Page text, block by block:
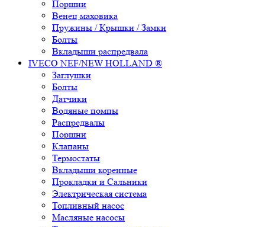
Поршни
Венец маховика
Пружины / Крышки / Замки
Болты
Вкладыши распредвала
IVECO NEF/NEW HOLLAND ®
Заглушки
Болты
Датчики
Водяные помпы
Распредвалы
Поршни
Клапаны
Термостаты
Вкладыши коренные
Прокладки и Сальники
Электрическая система
Топливный насос
Масляные насосы